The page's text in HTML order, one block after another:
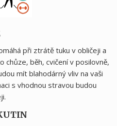
při ztrátě tuku v obličeji a
chůze, běh, cvičení v posilovně,
mít blahodárný vliv na vaši
s vhodnou stravou budou